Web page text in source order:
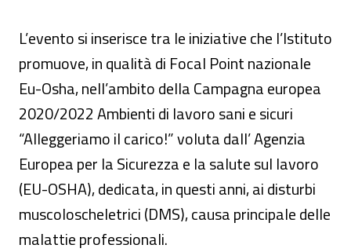
L’evento si inserisce tra le iniziative che l’Istituto
promuove, in qualità di Focal Point nazionale
Eu-Osha, nell’ambito della Campagna europea
2020/2022 Ambienti di lavoro sani e sicuri
“Alleggeriamo il carico!” voluta dall’ Agenzia
Europea per la Sicurezza e la salute sul lavoro
(EU-OSHA), dedicata, in questi anni, ai disturbi
muscoloscheletrici (DMS), causa principale delle
malattie professionali.